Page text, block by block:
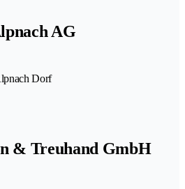
AG
Dorf
& Treuhand GmbH